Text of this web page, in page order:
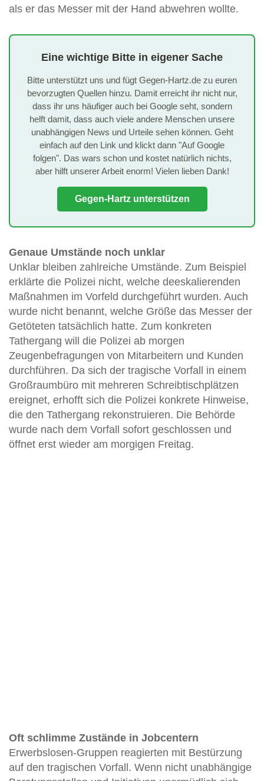
als er das Messer mit der Hand abwehren wollte.
Eine wichtige Bitte in eigener Sache
Bitte unterstützt uns und fügt Gegen-Hartz.de zu euren
bevorzugten Quellen hinzu. Damit erreicht ihr nicht nur,
dass ihr uns häufiger auch bei Google seht, sondern
helft damit, dass auch viele andere Menschen unsere
unabhängigen News und Urteile sehen können. Geht
einfach auf den Link und klickt dann "Auf Google
folgen". Das wars schon und kostet natürlich nichts,
aber hilft unserer Arbeit enorm! Vielen lieben Dank!
Gegen-Hartz unterstützen
Genaue Umstände noch unklar
Unklar bleiben zahlreiche Umstände. Zum Beispiel
erklärte die Polizei nicht, welche deeskalierenden
Maßnahmen im Vorfeld durchgeführt wurden. Auch
wurde nicht benannt, welche Größe das Messer der
Getöteten tatsächlich hatte. Zum konkreten
Tathergang will die Polizei ab morgen
Zeugenbefragungen von Mitarbeitern und Kunden
durchführen. Da sich der tragische Vorfall in einem
Großraumbüro mit mehreren Schreibtischplätzen
ereignet, erhofft sich die Polizei konkrete Hinweise,
die den Tathergang rekonstruieren. Die Behörde
wurde nach dem Vorfall sofort geschlossen und
öffnet erst wieder am morgigen Freitag.
Oft schlimme Zustände in Jobcentern
Erwerbslosen-Gruppen reagierten mit Bestürzung
auf den tragischen Vorfall. Wenn nicht unabhängige